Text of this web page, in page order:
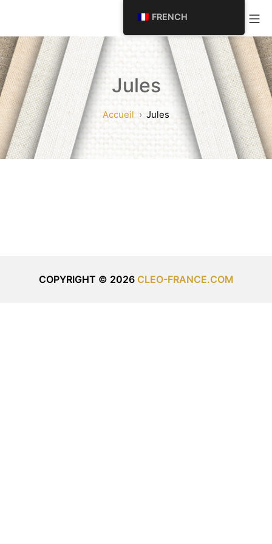
CONTENU
Jules
Accueil Jules
COPYRIGHT © 2026 CLEO-FRANCE.COM
FRENCH